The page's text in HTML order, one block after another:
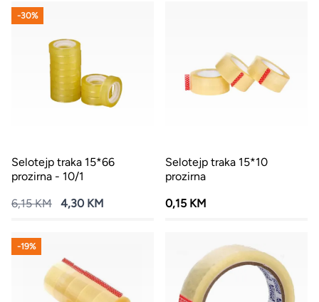
Selotejp traka 15*66
prozirna - 10/1
6,15 KM
4,30 KM
-30%
Selotejp traka 15*10
prozirna
0,15 KM
-19%